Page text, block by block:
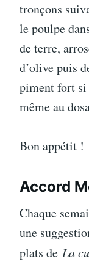
tronçons
le poulpe
de terre,
d’olive puis
piment fort si
même au
Bon appétit !
Accord
Chaque
une
plats de La